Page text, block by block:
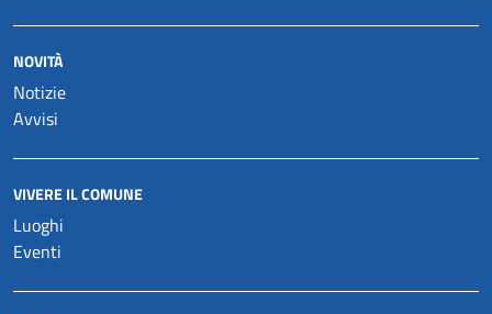
NOVITÀ
Notizie
Avvisi
VIVERE IL COMUNE
Luoghi
Eventi